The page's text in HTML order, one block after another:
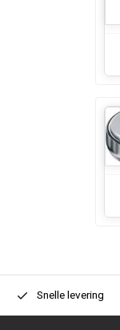
Snelle levering